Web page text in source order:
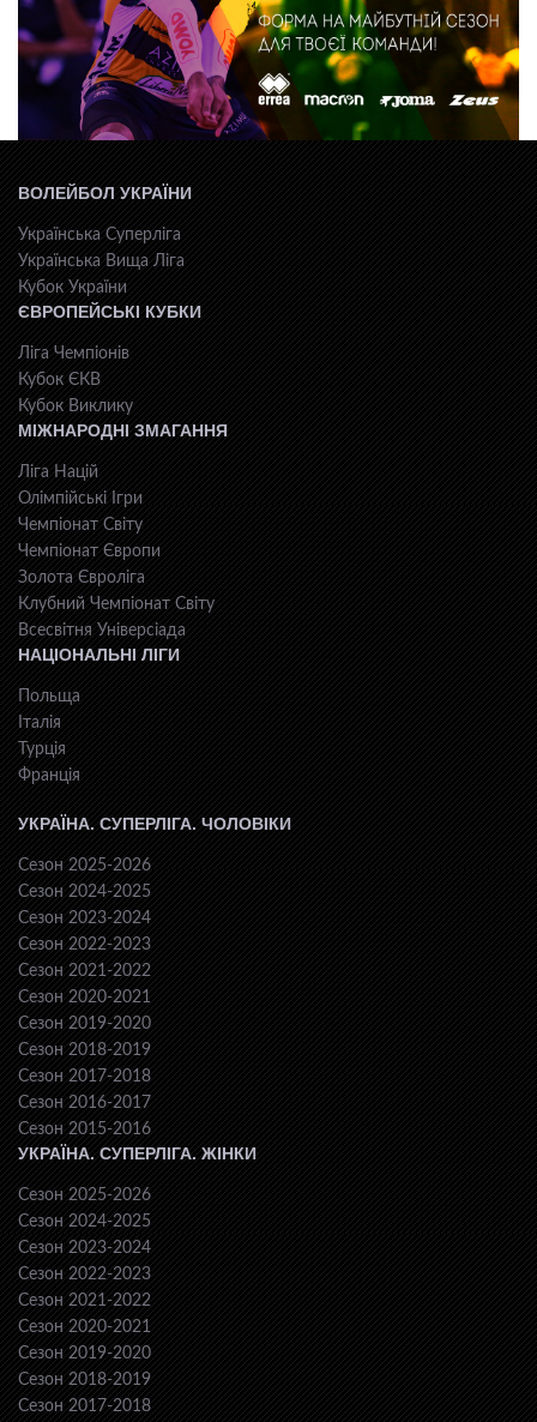
ВОЛЕЙБОЛ УКРАЇНИ
Українська Суперліга
Українська Вища Ліга
Кубок України
ЄВРОПЕЙСЬКІ КУБКИ
Ліга Чемпіонів
Кубок ЄКВ
Кубок Виклику
МІЖНАРОДНІ ЗМАГАННЯ
Ліга Націй
Олімпійські Ігри
Чемпіонат Світу
Чемпіонат Європи
Золота Євроліга
Клубний Чемпіонат Світу
Всесвiтня Унiверсiaда
НАЦІОНАЛЬНІ ЛІГИ
Польща
Італія
Турція
Франція
УКРАЇНА. СУПЕРЛІГА. ЧОЛОВІКИ
Сезон 2025-2026
Сезон 2024-2025
Сезон 2023-2024
Сезон 2022-2023
Сезон 2021-2022
Сезон 2020-2021
Сезон 2019-2020
Сезон 2018-2019
Сезон 2017-2018
Сезон 2016-2017
Сезон 2015-2016
УКРАЇНА. СУПЕРЛІГА. ЖІНКИ
Сезон 2025-2026
Сезон 2024-2025
Сезон 2023-2024
Сезон 2022-2023
Сезон 2021-2022
Сезон 2020-2021
Сезон 2019-2020
Сезон 2018-2019
Сезон 2017-2018